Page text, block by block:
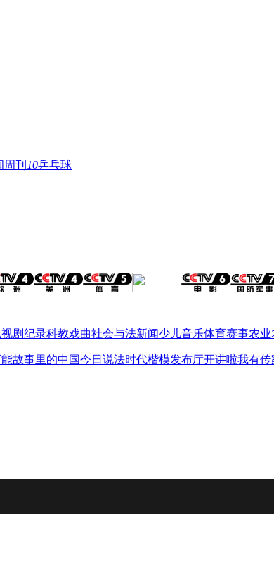
周刊 10乒乓球
剧纪录科教戏曲社会与法新闻少儿音乐体育赛事农业
故事里的中国今日说法时代楷模发布厅开讲啦我有传